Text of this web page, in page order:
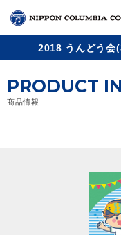
リリース
2018 うんどう
PRODUCT
商品情報